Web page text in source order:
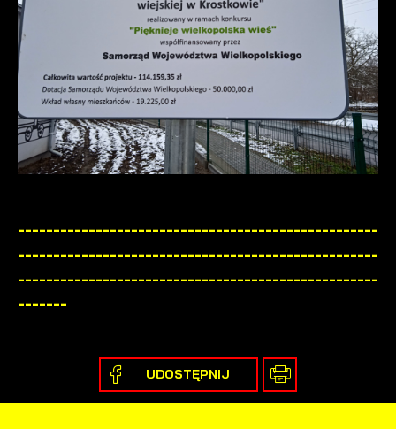
---------------------------------------------------
---------------------------------------------------
---------------------------------------------------
-------
UDOSTĘPNIJ